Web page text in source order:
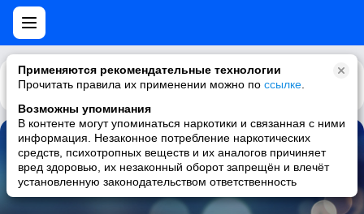
Применяются рекомендательные технологии
Прочитать правила их применении можно по ссылке
Возможны упоминания
В контенте могут упоминаться наркотики и связанная с ними
информация. Незаконное потребление наркотических
средств, психотропных веществ и их аналогов причиняет
вред здоровью, их незаконный оборот запрещён и влечёт
установленную законодательством ответственность
Каталог Рекомендации
Gotta Go Fast!
Sonic X